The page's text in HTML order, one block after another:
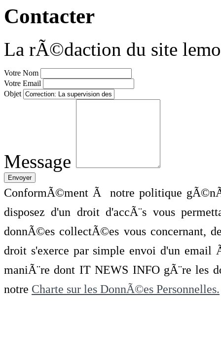
Contacter
La rÃ©daction du site
Votre Nom
Votre Email
Objet
Message
ConformÃ©ment Ã notre politique
disposez d'un droit d'accÃ¨s vous
donnÃ©es collectÃ©es vous concernant,
droit s'exerce par simple envoi d'un
maniÃ¨re dont IT NEWS INFO gÃ¨re les
notre Charte sur les DonnÃ©es Personnelles.